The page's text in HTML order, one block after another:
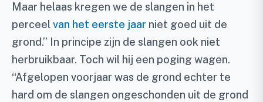
Maar helaas kregen we de slangen in het
perceelvan het eerste jaar niet goed uit de
grond.” In principe zijn de slangen ook niet
herbruikbaar. Toch wil hij een poging wagen.
“Afgelopen voorjaar was de grond echter te
hard om de slangen ongeschonden uit de grond